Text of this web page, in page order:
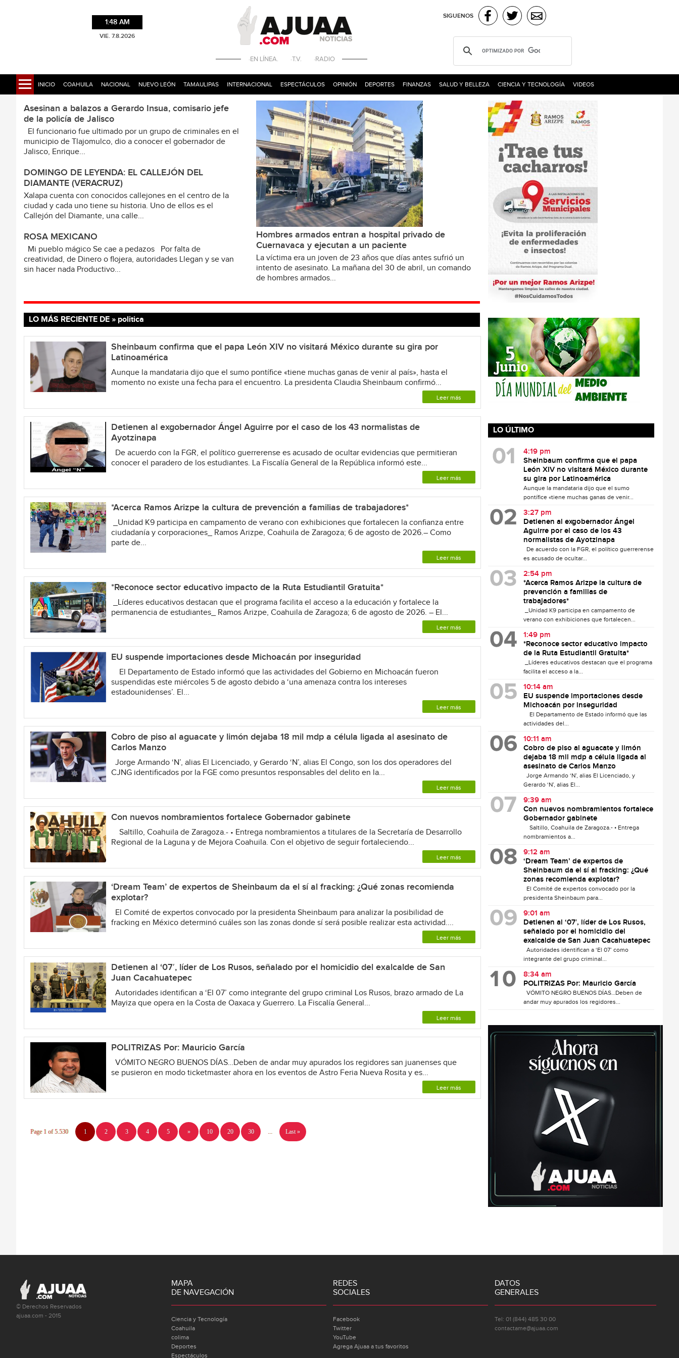
1:48 AM
VIE. 7.8.2026
·EN LÍNEA. ·T.V. ·RADIO
SIGUENOS
INICIO COAHUILA NACIONAL NUEVO LEÓN TAMAULIPAS INTERNACIONAL ESPECTÁCULOS OPINIÓN DEPORTES FINANZAS SALUD Y BELLEZA CIENCIA Y TECNOLOGÍA VIDEOS
Hombres armados entran a hospital privado de
Cuernavaca y ejecutan a un paciente
La víctima era un joven de 23 años que días antes sufrió un
intento de asesinato. La mañana del 30 de abril, un comando
de hombres armados...
Asesinan a balazos a Gerardo Insua, comisario jefe
de la policía de Jalisco
El funcionario fue ultimado por un grupo de criminales en el
municipio de Tlajomulco, dio a conocer el gobernador de
Jalisco, Enrique...
DOMINGO DE LEYENDA: EL CALLEJÓN DEL
DIAMANTE (VERACRUZ)
Xalapa cuenta con conocidos callejones en el centro de la
ciudad y cada uno tiene su historia. Uno de ellos es el
Callejón del Diamante, una calle...
ROSA MEXICANO
Mi pueblo mágico Se cae a pedazos Por falta de
creatividad, de Dinero o flojera, autoridades Llegan y se van
sin hacer nada Productivo...
LO MÁS RECIENTE DE » politica
Sheinbaum confirma que el papa León XIV no visitará México durante su gira por
Latinoamérica
Aunque la mandataria dijo que el sumo pontífice «tiene muchas ganas de venir al país», hasta el
momento no existe una fecha para el encuentro. La presidenta Claudia Sheinbaum confirmó...
Leer más
Detienen al exgobernador Ángel Aguirre por el caso de los 43 normalistas de
Ayotzinapa
De acuerdo con la FGR, el político guerrerense es acusado de ocultar evidencias que permitieran
conocer el paradero de los estudiantes. La Fiscalía General de la República informó este...
Leer más
*Acerca Ramos Arizpe la cultura de prevención a familias de trabajadores*
_Unidad K9 participa en campamento de verano con exhibiciones que fortalecen la confianza entre
ciudadanía y corporaciones_ Ramos Arizpe, Coahuila de Zaragoza; 6 de agosto de 2026.– Como
parte de...
Leer más
*Reconoce sector educativo impacto de la Ruta Estudiantil Gratuita*
_Líderes educativos destacan que el programa facilita el acceso a la educación y fortalece la
permanencia de estudiantes_ Ramos Arizpe, Coahuila de Zaragoza; 6 de agosto de 2026. – El...
Leer más
EU suspende importaciones desde Michoacán por inseguridad
El Departamento de Estado informó que las actividades del Gobierno en Michoacán fueron
suspendidas este miércoles 5 de agosto debido a ‘una amenaza contra los intereses
estadounidenses’. El...
Leer más
Cobro de piso al aguacate y limón dejaba 18 mil mdp a célula ligada al asesinato de
Carlos Manzo
Jorge Armando ‘N’, alias El Licenciado, y Gerardo ‘N’, alias El Congo, son los dos operadores del
CJNG identificados por la FGE como presuntos responsables del delito en la...
Leer más
Con nuevos nombramientos fortalece Gobernador gabinete
Saltillo, Coahuila de Zaragoza.- • Entrega nombramientos a titulares de la Secretaría de Desarrollo
Regional de la Laguna y de Mejora Coahuila. Con el objetivo de seguir fortaleciendo...
Leer más
‘Dream Team’ de expertos de Sheinbaum da el sí al fracking: ¿Qué zonas recomienda
explotar?
El Comité de expertos convocado por la presidenta Sheinbaum para analizar la posibilidad de
fracking en México determinó cuáles son las zonas donde sí será posible realizar esta actividad....
Leer más
Detienen al ‘07′, líder de Los Rusos, señalado por el homicidio del exalcalde de San
Juan Cacahuatepec
Autoridades identifican a ‘El 07’ como integrante del grupo criminal Los Rusos, brazo armado de La
Mayiza que opera en la Costa de Oaxaca y Guerrero. La Fiscalía General...
Leer más
POLITRIZAS Por: Mauricio García
VÓMITO NEGRO BUENOS DÍAS…Deben de andar muy apurados los regidores san juanenses que
se pusieron en modo ticketmaster ahora en los eventos de Astro Feria Nueva Rosita y es...
Leer más
Page 1 of 5.530 1 2 3 4 5 » 10 20 30 ... Last »
LO ÚLTIMO
4:19 pm
Sheinbaum confirma que el papa
León XIV no visitará México durante
su gira por Latinoamérica
Aunque la mandataria dijo que el sumo
pontífice «tiene muchas ganas de venir...
3:27 pm
Detienen al exgobernador Ángel
Aguirre por el caso de los 43
normalistas de Ayotzinapa
De acuerdo con la FGR, el político guerrerense
es acusado de ocultar...
2:54 pm
*Acerca Ramos Arizpe la cultura de
prevención a familias de
trabajadores*
_Unidad K9 participa en campamento de
verano con exhibiciones que fortalecen...
1:49 pm
*Reconoce sector educativo impacto
de la Ruta Estudiantil Gratuita*
_Líderes educativos destacan que el programa
facilita el acceso a la...
10:14 am
EU suspende importaciones desde
Michoacán por inseguridad
El Departamento de Estado informó que las
actividades del...
10:11 am
Cobro de piso al aguacate y limón
dejaba 18 mil mdp a célula ligada al
asesinato de Carlos Manzo
Jorge Armando ‘N’, alias El Licenciado, y
Gerardo ‘N’, alias El...
9:39 am
Con nuevos nombramientos fortalece
Gobernador gabinete
Saltillo, Coahuila de Zaragoza.- • Entrega
nombramientos a...
9:12 am
‘Dream Team’ de expertos de
Sheinbaum da el sí al fracking: ¿Qué
zonas recomienda explotar?
El Comité de expertos convocado por la
presidenta Sheinbaum para...
9:01 am
Detienen al ‘07′, líder de Los Rusos,
señalado por el homicidio del
exalcalde de San Juan Cacahuatepec
Autoridades identifican a ‘El 07’ como
integrante del grupo criminal...
8:34 am
POLITRIZAS Por: Mauricio García
VÓMITO NEGRO BUENOS DÍAS…Deben de
andar muy apurados los regidores...
© Derechos Reservados
ajuaa.com - 2015
MAPA
DE NAVEGACIÓN
Ciencia y Tecnología
Coahuila
colima
Deportes
Espectáculos
REDES
SOCIALES
Facebook
Twitter
YouTube
Agrega Ajuaa a tus favoritos
DATOS
GENERALES
Tel: 01 (844) 485 30 00
contactame@ajuaa.com